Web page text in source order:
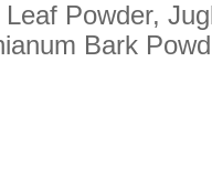
Powder,
Bark